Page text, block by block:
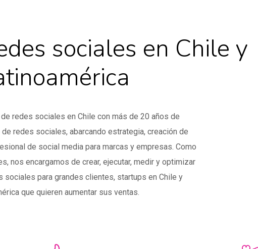
sociales en Chile y
redes sociales en Chile con más de 20 años de
redes sociales, abarcando estrategia, creación de
de social media para marcas y empresas. Como
nos encargamos de crear, ejecutar, medir y optimizar
sociales para grandes clientes, startups en Chile y
que quieren aumentar sus ventas.